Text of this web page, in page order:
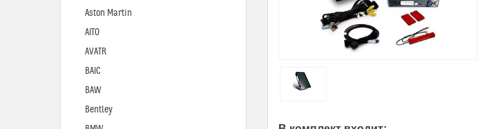
Aston Martin
AITO
AVATR
BAIC
BAW
Bentley